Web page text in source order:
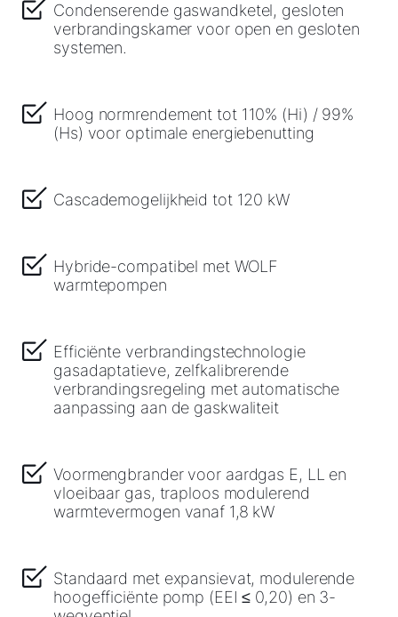
Condenserende gaswandketel, gesloten
verbrandingskamer voor open en gesloten
systemen.
Hoog normrendement tot 110% (Hi) / 99%
(Hs) voor optimale energiebenutting
Cascademogelijkheid tot 120 kW
Hybride-compatibel met WOLF
warmtepompen
Efficiënte verbrandingstechnologie
gasadaptatieve, zelfkalibrerende
verbrandingsregeling met automatische
aanpassing aan de gaskwaliteit
Voormengbrander voor aardgas E, LL en
vloeibaar gas, traploos modulerend
warmtevermogen vanaf 1,8 kW
Standaard met expansievat, modulerende
hoogefficiënte pomp (EEI ≤ 0,20) en 3-
Contact met het team
Adresgegevens
Ook interessant?
Downloads
Service App